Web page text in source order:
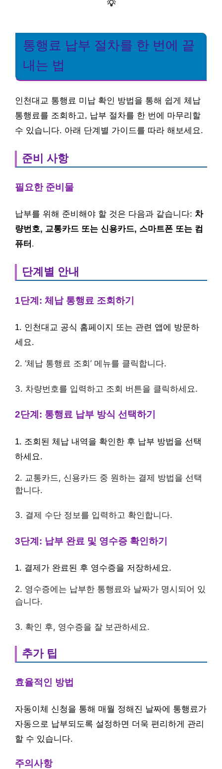
💡
통행료 납부 절차를 한 번에 끝
내는 법
인천대교 통행료 미납 확인 방법을 통해 쉽게 체납
통행료를 조회하고, 납부 절차를 한 번에 마무리할
수 있습니다. 아래 단계별 가이드를 따라 해보세요.
준비 사항
필요한 준비물
납부를 위해 준비해야 할 것은 다음과 같습니다: 차
량번호, 교통카드 또는 신용카드, 스마트폰 또는 컴
퓨터 .
단계별 안내
1단계: 체납 통행료 조회하기
1. 인천대교 공식 홈페이지 또는 관련 앱에 방문하
세요.
2. ‘체납 통행료 조회’ 메뉴를 클릭합니다.
3. 차량번호를 입력하고 조회 버튼을 클릭하세요.
2단계: 통행료 납부 방식 선택하기
1. 조회된 체납 내역을 확인한 후 납부 방법을 선택
하세요.
2. 교통카드, 신용카드 중 원하는 결제 방법을 선택
합니다.
3. 결제 수단 정보를 입력하고 확인합니다.
3단계: 납부 완료 및 영수증 확인하기
1. 결제가 완료된 후 영수증을 저장하세요.
2. 영수증에는 납부한 통행료와 날짜가 명시되어 있
습니다.
3. 확인 후, 영수증을 잘 보관하세요.
추가 팁
효율적인 방법
자동이체 신청을 통해 매월 정해진 날짜에 통행료가
자동으로 납부되도록 설정하면 더욱 편리하게 관리
할 수 있습니다.
주의사항